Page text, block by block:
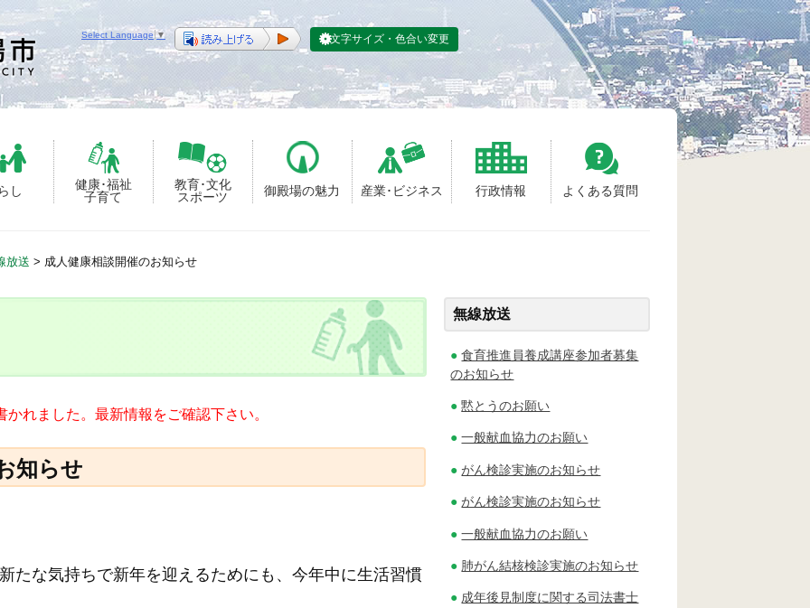
し
健康･福祉
子育て
教育･文化
スポーツ
御殿場の魅力 産業･ビジネス 行政情報 よくある質問
Select Language ▼ 文字サイズ・色合い変更
放送 > 成人健康相談開催のお知らせ
れました。最新情報をご確認下さい。
知らせ
たな気持ちで新年を迎えるためにも、今年中に生活習慣
無線放送
食育推進員養成講座参加者募集
のお知らせ
黙とうのお願い
一般献血協力のお願い
がん検診実施のお知らせ
がん検診実施のお知らせ
一般献血協力のお願い
肺がん結核検診実施のお知らせ
成年後見制度に関する司法書士